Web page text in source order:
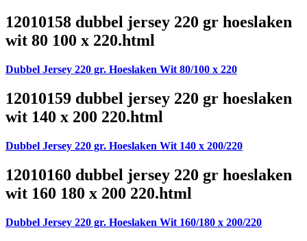
12010158 dubbel jersey 220 gr hoeslaken
wit 80 100 x 220.html
Dubbel Jersey 220 gr. Hoeslaken Wit 80/100 x 220
12010159 dubbel jersey 220 gr hoeslaken
wit 140 x 200 220.html
Dubbel Jersey 220 gr. Hoeslaken Wit 140 x 200/220
12010160 dubbel jersey 220 gr hoeslaken
wit 160 180 x 200 220.html
Dubbel Jersey 220 gr. Hoeslaken Wit 160/180 x 200/220